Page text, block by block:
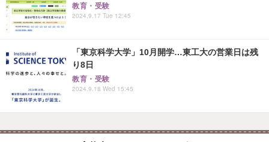
教育・受験
2024.9.17 Tue 12:45
「東京科学大学」10月開学…東工大の営業日は残
り8日
教育・受験
2024.9.18 Wed 15:45